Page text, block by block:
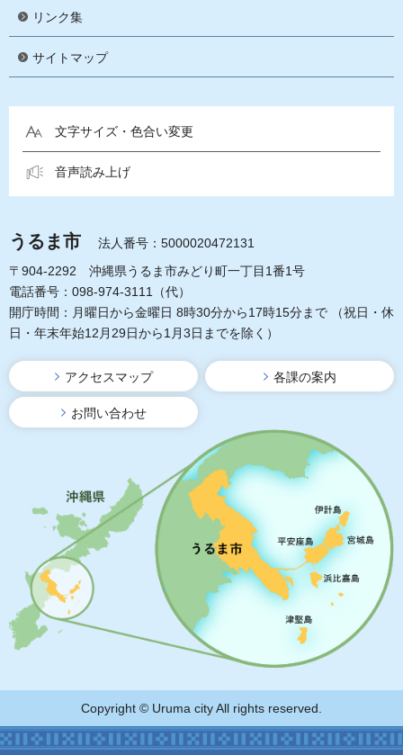
リンク集
サイトマップ
文字サイズ・色合い変更
音声読み上げ
うるま市
法人番号：5000020472131
〒904-2292 沖縄県うるま市みどり町一丁目1番1号
電話番号：098-974-3111（代）
開庁時間：月曜日から金曜日 8時30分から17時15分まで
（祝日・休
日・年末年始12月29日から1月3日までを除く）
アクセスマップ 各課の案内
お問い合わせ
Copyright © Uruma city All rights reserved.